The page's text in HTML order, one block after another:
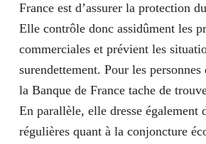
France est d’assurer la protection
Elle contrôle donc assidûment les
commerciales et prévient les
surendettement. Pour les personnes
la Banque de France tache de
En parallèle, elle dresse également
régulières quant à la conjoncture